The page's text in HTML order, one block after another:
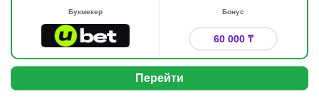
Букмекер Бонус
60 000 ₸
Перейти